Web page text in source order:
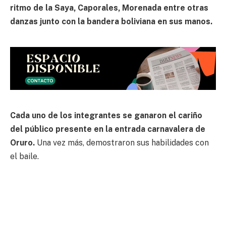
ritmo de la Saya, Caporales, Morenada entre otras
danzas junto con la bandera boliviana en sus manos.
Cada uno de los integrantes se ganaron el cariño
del público presente en la entrada carnavalera de
Oruro. Una vez más, demostraron sus habilidades con
el baile.